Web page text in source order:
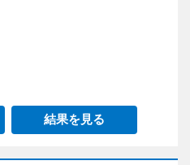
結果を見る